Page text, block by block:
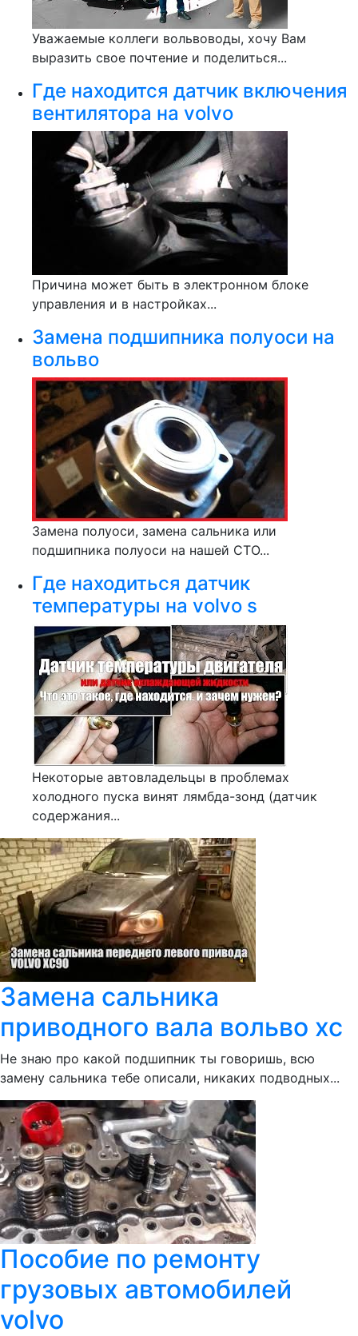
Уважаемые коллеги вольвоводы, хочу Вам
выразить свое почтение и поделиться...
Где находится датчик включения
вентилятора на volvo
Причина может быть в электронном блоке
управления и в настройках...
Замена подшипника полуоси на
вольво
Замена полуоси, замена сальника или
подшипника полуоси на нашей СТО...
Где находиться датчик
температуры на volvo s
Некоторые автовладельцы в проблемах
холодного пуска винят лямбда-зонд (датчик
содержания...
Замена сальника
приводного вала вольво хс
Не знаю про какой подшипник ты говоришь, всю
замену сальника тебе описали, никаких подводных...
Пособие по ремонту
грузовых автомобилей
volvo